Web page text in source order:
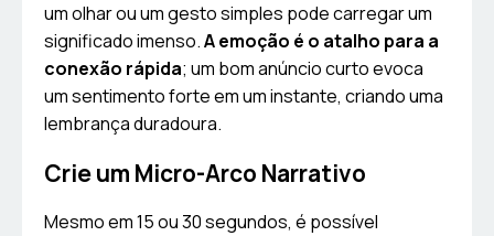
um olhar ou um gesto simples pode carregar um
significado imenso.A emoção é o atalho para a
conexão rápida; um bom anúncio curto evoca
um sentimento forte em um instante, criando uma
lembrança duradoura.
Crie um Micro-Arco Narrativo
Mesmo em 15 ou 30 segundos, é possível